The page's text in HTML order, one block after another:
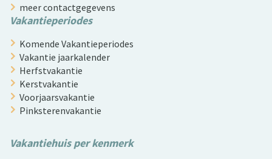
meer contactgegevens
Vakantieperiodes
Komende Vakantieperiodes
Vakantie jaarkalender
Herfstvakantie
Kerstvakantie
Voorjaarsvakantie
Pinksterenvakantie
Vakantiehuis per kenmerk